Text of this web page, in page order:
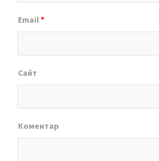
Email*
Сайт
Коментар